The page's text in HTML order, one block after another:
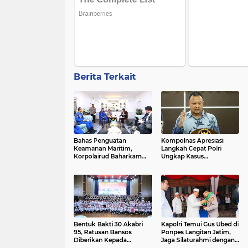
Berita Terkait
Bahas Penguatan
Keamanan Maritim,
Korpolairud Baharkam
Kompolnas Apresiasi
Langkah Cepat Polri
Ungkap Kasus
Bentuk Bakti 30 Akabri
95, Ratusan Bansos
Diberikan Kepada
Kapolri Temui Gus Ubed di
Ponpes Langitan Jatim,
Jaga Silaturahmi dengan